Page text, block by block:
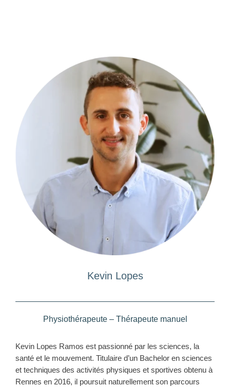
Kevin Lopes
Physiothérapeute – Thérapeute manuel
Kevin Lopes Ramos est passionné par les sciences, la
santé et le mouvement. Titulaire d’un Bachelor en sciences
et techniques des activités physiques et sportives obtenu à
Rennes en 2016, il poursuit naturellement son parcours